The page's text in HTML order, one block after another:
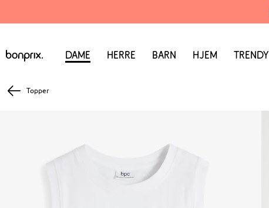
Dame Herre Barn Hjem Trendy
Topper